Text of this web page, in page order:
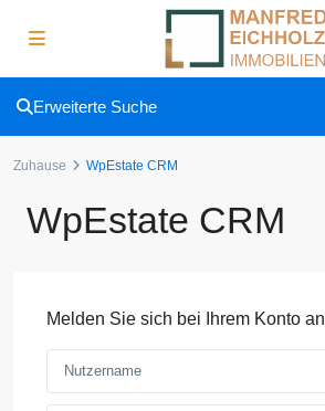
Erweiterte Suche
Zuhause WpEstate CRM
WpEstate CRM
Melden Sie sich bei Ihrem Konto an